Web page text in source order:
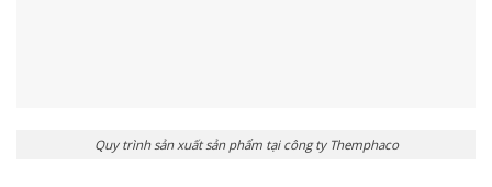
Quy trình sản xuất sản phẩm tại công ty Themphaco